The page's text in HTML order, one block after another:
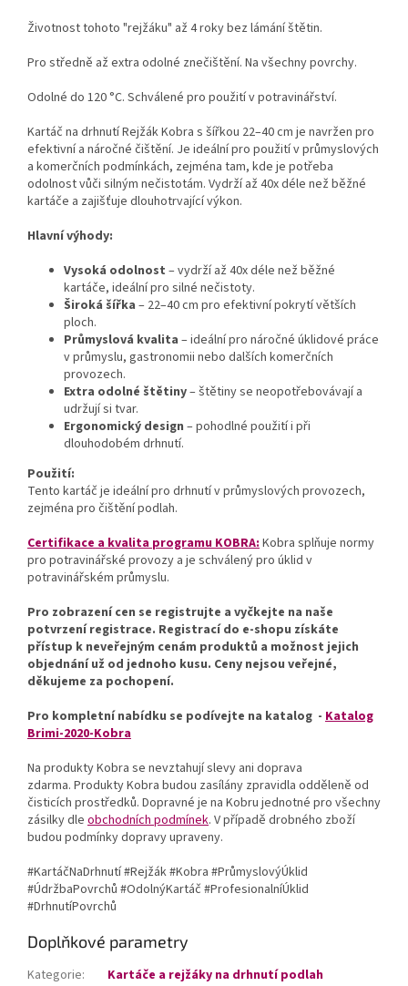
Životnost tohoto "rejžáku" až 4 roky bez lámání štětin.
Pro středně až extra odolné znečištění. Na všechny povrchy.
Odolné do 120 °C. Schválené pro použití v potravinářství.
Kartáč na drhnutí Rejžák Kobra s šířkou 22–40 cm je navržen pro
efektivní a náročné čištění. Je ideální pro použití v průmyslových
a komerčních podmínkách, zejména tam, kde je potřeba
odolnost vůči silným nečistotám. Vydrží až 40x déle než běžné
kartáče a zajišťuje dlouhotrvající výkon.
Hlavní výhody:
Vysoká odolnost – vydrží až 40x déle než běžné
kartáče, ideální pro silné nečistoty.
Široká šířka – 22–40 cm pro efektivní pokrytí větších
ploch.
Průmyslová kvalita – ideální pro náročné úklidové práce
v průmyslu, gastronomii nebo dalších komerčních
provozech.
Extra odolné štětiny– štětiny se neopotřebovávají a
udržují si tvar.
Ergonomický design – pohodlné použití i při
dlouhodobém drhnutí.
Použití:
Tento kartáč je ideální pro drhnutí v průmyslových provozech,
zejména pro čištění podlah.
Certifikace a kvalita programu KOBRA:Kobra splňuje normy
pro potravinářské provozy a je schválený pro úklid v
potravinářském průmyslu.
Pro zobrazení cen se registrujte a vyčkejte na naše
potvrzení registrace. Registrací do e-shopu získáte
přístup k neveřejným cenám produktů a možnost jejich
objednání už od jednoho kusu. Ceny nejsou veřejné,
děkujeme za pochopení.
Pro kompletní nabídku se podívejte na katalog - Katalog
Brimi-2020-Kobra
Na produkty Kobra se nevztahují slevy ani doprava
zdarma. Produkty Kobra budou zasílány zpravidla odděleně od
čisticích prostředků. Dopravné je na Kobru jednotné pro všechny
zásilky dle obchodních podmínek. V případě drobného zboží
budou podmínky dopravy upraveny.
#KartáčNaDrhnutí #Rejžák #Kobra #PrůmyslovýÚklid
#ÚdržbaPovrchů #OdolnýKartáč #ProfesionalníÚklid
#DrhnutíPovrchů
Doplňkové parametry
Kategorie:
Kartáče a rejžáky na drhnutí podlah